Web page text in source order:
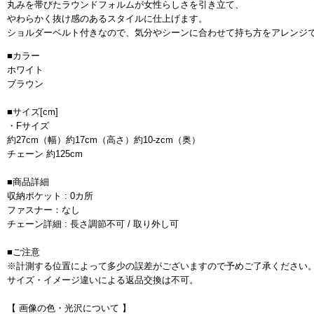
丸みを帯びたラウンドフォルムが女性らしさを引き立て、
やわらかく抜け感のあるスタイルに仕上げます。
ショルダーベルト付きなので、気分やシーンに合わせて持ち方をアレンジ
■カラー
ホワイト
ブラウン
■サイズ[cm]
・Fサイズ
約27cm（幅）約17cm（高さ）約10-zcm（奥）
チェーン 約125cm
■商品詳細
収納ポケット : 0カ所
ファスナー：なし
チェーン詳細 : 長さ調節不可 / 取り外し可
■ご注意
※計測する位置によって多少の誤差がございますので予めご了承ください。
サイズ・イメージ違いによる返品交換は不可。
【 画像の色・光沢について 】